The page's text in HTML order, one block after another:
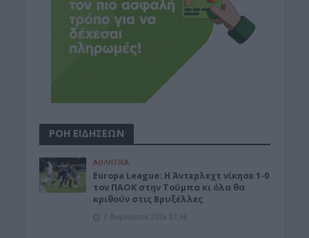
ΡΟΗ ΕΙΔΗΣΕΩΝ
ΑΘΛΗΤΙΚΑ
Europa League: Η Άντερλεχτ νίκησε 1-0
τον ΠΑΟΚ στην Τούμπα κι όλα θα
κριθούν στις Βρυξέλλες
7 Αυγούστου 2026 07:46